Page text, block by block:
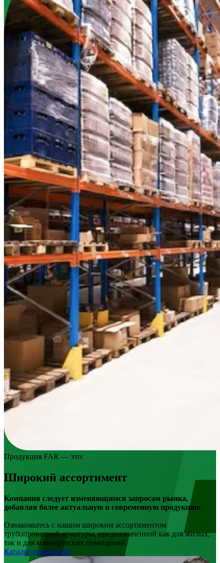
Продукция FAR — это:
Широкий ассортимент
Компания следует изменяющимся запросам рынка,
добавляя более актуальную и современную продукцию
Ознакомьтесь с нашим широким ассортиментом
трубопроводной арматуры, предназначенной как для жилых,
так и для коммерческих помещений.
Каталог продукции